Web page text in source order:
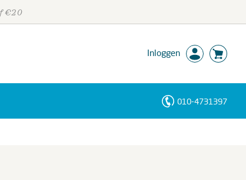
€20
Inloggen
010-4731397